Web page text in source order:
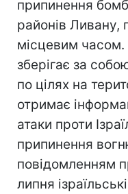
припинення
районів Ливану,
місцевим часом.
зберігає за
по цілях на
отримає
атаки проти
припинення
повідомленням
липня